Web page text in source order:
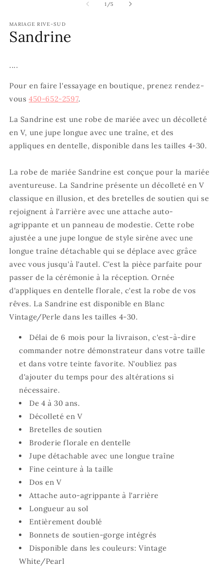
1 /de
5
MARIAGE RIVE-SUD
Sandrine
....
Pour en faire l'essayage en boutique, prenez rendez-
vous 450-652-2597.
La Sandrine est une robe de mariée avec un décolleté
en V, une jupe longue avec une traîne, et des
appliques en dentelle, disponible dans les tailles 4-30.
La robe de mariée Sandrine est conçue pour la mariée
aventureuse. La Sandrine présente un décolleté en V
classique en illusion, et des bretelles de soutien qui se
rejoignent à l'arrière avec une attache auto-
agrippante et un panneau de modestie. Cette robe
ajustée a une jupe longue de style sirène avec une
longue traîne détachable qui se déplace avec grâce
avec vous jusqu'à l'autel. C'est la pièce parfaite pour
passer de la cérémonie à la réception. Ornée
d'appliques en dentelle florale, c'est la robe de vos
rêves. La Sandrine est disponible en Blanc
Vintage/Perle dans les tailles 4-30.
Délai de 6 mois pour la livraison, c'est-à-dire
commander notre démonstrateur dans votre taille
et dans votre teinte favorite. N'oubliez pas
d'ajouter du temps pour des altérations si
nécessaire.
De 4 à 30 ans.
Décolleté en V
Bretelles de soutien
Broderie florale en dentelle
Jupe détachable avec une longue traîne
Fine ceinture à la taille
Dos en V
Attache auto-agrippante à l'arrière
Longueur au sol
Entièrement doublé
Bonnets de soutien-gorge intégrés
Disponible dans les couleurs:Vintage
White/Pearl